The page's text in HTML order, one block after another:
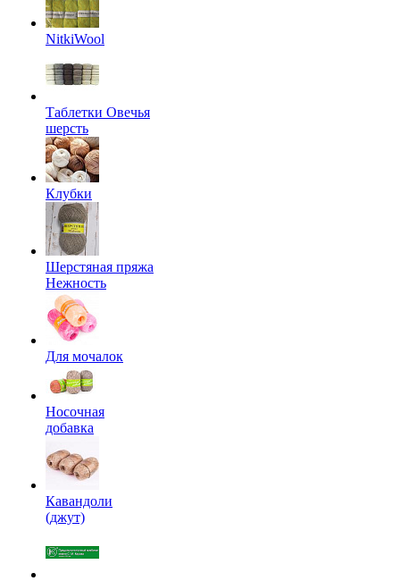
NitkiWool
Таблетки Овечья
шерсть
Клубки
Шерстяная пряжа
Нежность
Для мочалок
Носочная
добавка
Кавандоли
(джут)